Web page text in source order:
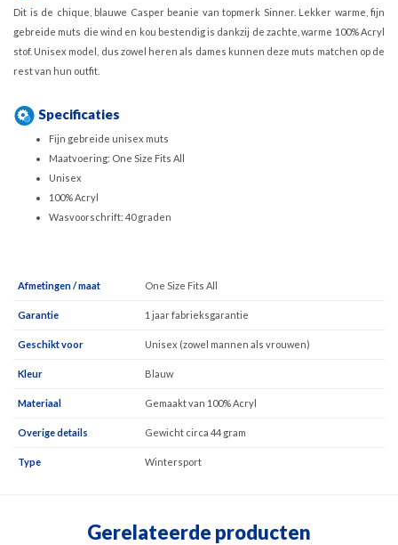
Dit is de chique, blauwe Casper beanie van topmerk Sinner. Lekker warme, fijn
gebreide muts die wind en kou bestendig is dankzij de zachte, warme 100% Acryl
stof. Unisex model, dus zowel heren als dames kunnen deze muts matchen op de
rest van hun outfit.
Specificaties
Fijn gebreide unisex muts
Maatvoering: One Size Fits All
Unisex
100% Acryl
Wasvoorschrift: 40 graden
Afmetingen / maat One Size Fits All
Garantie 1 jaar fabrieksgarantie
Geschikt voor Unisex (zowel mannen als vrouwen)
Kleur Blauw
Materiaal Gemaakt van 100% Acryl
Overige details Gewicht circa 44 gram
Type Wintersport
Gerelateerde producten